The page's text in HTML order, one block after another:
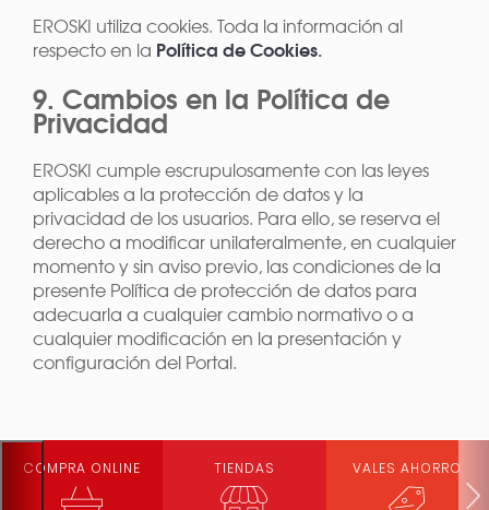
EROSKI utiliza cookies. Toda la información al
respecto en la Política de Cookies.
9. Cambios en la Política de
Privacidad
EROSKI cumple escrupulosamente con las leyes
aplicables a la protección de datos y la
privacidad de los usuarios. Para ello, se reserva el
derecho a modificar unilateralmente, en cualquier
momento y sin aviso previo, las condiciones de la
presente Política de protección de datos para
adecuarla a cualquier cambio normativo o a
cualquier modificación en la presentación y
configuración del Portal.
COMPRA ONLINE TIENDAS VALES AHORRO